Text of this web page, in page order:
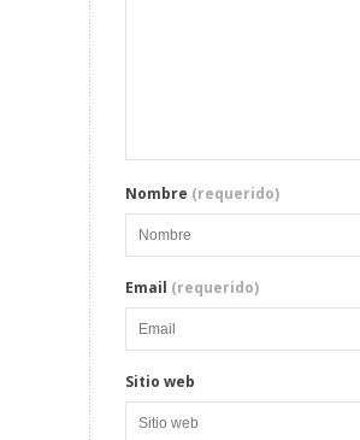
Nombre (requerido)
Email (requerido)
Sitio web